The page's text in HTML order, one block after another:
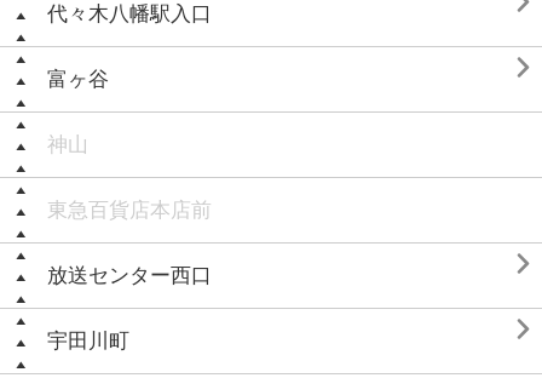
代々木八幡駅入口
富ヶ谷 
神山
東急百貨店本店前
放送センター西口 
宇田川町 